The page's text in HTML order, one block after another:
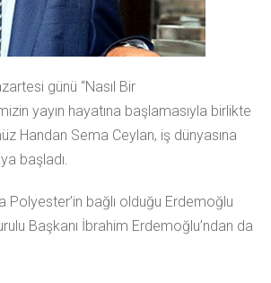
günü “Nasıl Bir
yayın hayatına başlamasıyla birlikte
Handan Sema Ceylan, iş dünyasına
başladı.
Polyester’in bağlı olduğu Erdemoğlu
Başkanı İbrahim Erdemoğlu’ndan da